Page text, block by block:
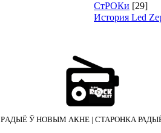
СтРОКи [29]
История Led
PАДЫЁ Ў НОВЫМ АКНЕ | СТАРОНКА